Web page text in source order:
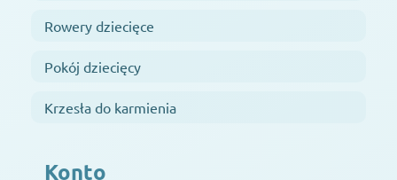
Rowery dziecięce
Pokój dziecięcy
Krzesła do karmienia
Konto